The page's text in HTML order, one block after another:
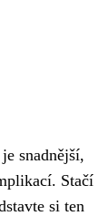
je snadnější,
Stačí
si ten